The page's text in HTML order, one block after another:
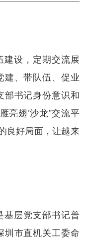
建设，定期交流展
建、带队伍、促业
部书记身份意识和
亮翅’沙龙”交流平
良好局面，让越来
基层党支部书记普
圳市直机关工委命